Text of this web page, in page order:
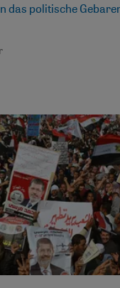
das politische